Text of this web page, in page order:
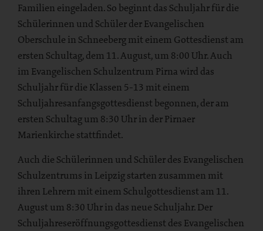
Familien eingeladen. So beginnt das Schuljahr für die
Schülerinnen und Schüler der Evangelischen
Oberschule in Schneeberg mit einem Gottesdienst am
ersten Schultag, dem 11. August, um 8:00 Uhr. Auch
im Evangelischen Schulzentrum Pirna wird das
Schuljahr für die Klassen 5-13 mit einem
Schuljahresanfangsgottesdienst begonnen, der am
ersten Schultag um 8:30 Uhr in der Pirnaer
Marienkirche stattfindet.
Auch die Schülerinnen und Schüler des Evangelischen
Schulzentrums in Leipzig starten zusammen mit
ihren Lehrern mit einem Schulgottesdienst am 11.
August um 8:30 Uhr in das neue Schuljahr. Der
Schuljahreseröffnungsgottesdienst des Evangelischen